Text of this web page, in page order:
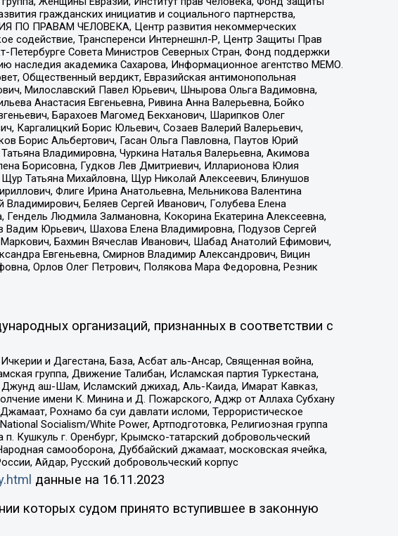
гражданских инициатив и социального партнерства,
ПО ПРАВАМ ЧЕЛОВЕКА, Центр развития некоммерческих
содействие, Трансперенси Интернешнл-Р, Центр Защиты Прав
Петербурге Совета Министров Северных Стран, Фонд поддержки
наследия академика Сахарова, Информационное агентство МЕМО.
Общественный вердикт, Евразийская антимонопольная
Милославский Павел Юрьевич, Шнырова Ольга Вадимовна,
Анастасия Евгеньевна, Ривина Анна Валерьевна, Бойко
Барахоев Магомед Бекханович, Шарипков Олег
Каргалицкий Борис Юльевич, Созаев Валерий Валерьевич,
Борис Альбертович, Гасан Ольга Павловна, Паутов Юрий
Владимировна, Чуркина Наталья Валерьевна, Акимова
Борисовна, Гудков Лев Дмитриевич, Илларионова Юлия
Татьяна Михайловна, Щур Николай Алексеевич, Блинушов
Флиге Ирина Анатольевна, Мельникова Валентина
Беляев Сергей Иванович, Голубева Елена
Гендель Людмила Залмановна, Кокорина Екатерина Алексеевна,
Юрьевич, Шахова Елена Владимировна, Подузов Сергей
Бахмин Вячеслав Иванович, Шабад Анатолий Ефимович,
Евгеньевна, Смирнов Владимир Александрович, Вицин
Орлов Олег Петрович, Полякова Мара Федоровна, Резник
организаций, признанных в соответствии с
и Дагестана, База, Асбат аль-Ансар, Священная война,
группа, Движение Талибан, Исламская партия Туркестана,
аш-Шам, Исламский джихад, Аль-Каида, Имарат Кавказ,
имени К. Минина и Д. Пожарского, Аджр от Аллаха Субхану
Рохнамо ба суи давлати исломи, Террористическое
Socialism/White Power, Артподготовка, Религиозная группа
Кушкуль г. Оренбург, Крымско-татарский добровольческий
самооборона, Дуббайский джамаат, московская ячейка,
Айдар, Русский добровольческий корпус
данные на 16.11.2023
которых судом принято вступившее в законную